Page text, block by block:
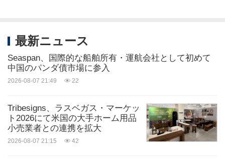
最新ニュース
Seaspan、国際的な船舶所有・運航会社として初めて
中国のパンダ債市場に参入
2026-08-07 21:49 22
Tribesigns、ラスベガス・マーケッ
ト2026にて米国の大手ホーム用品
小売業者との連携を拡大
2026-08-07 21:15 42